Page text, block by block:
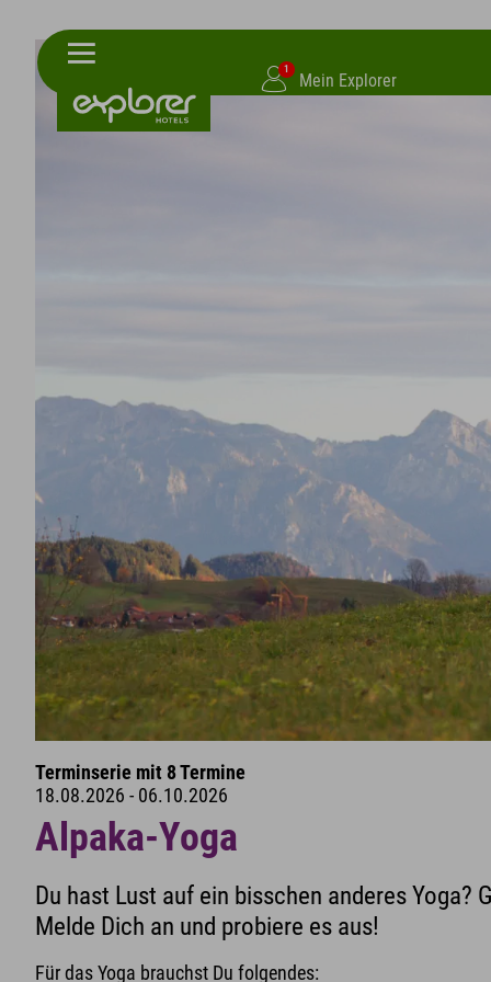
1
Mein Explorer
Terminserie mit 8 Termine
18.08.2026 - 06.10.2026
Alpaka-Yoga
Du hast Lust auf ein bisschen anderes
Melde Dich an und probiere es aus!
Für das Yoga brauchst Du folgendes: